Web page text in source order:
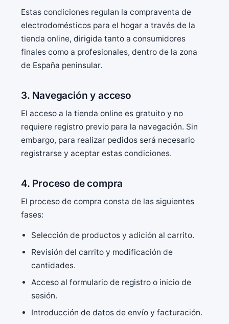
Estas condiciones regulan la compraventa de
electrodomésticos para el hogar a través de la
tienda online, dirigida tanto a consumidores
finales como a profesionales, dentro de la zona
de España peninsular.
3. Navegación y acceso
El acceso a la tienda online es gratuito y no
requiere registro previo para la navegación. Sin
embargo, para realizar pedidos será necesario
registrarse y aceptar estas condiciones.
4. Proceso de compra
El proceso de compra consta de las siguientes
fases:
Selección de productos y adición al carrito.
Revisión del carrito y modificación de
cantidades.
Acceso al formulario de registro o inicio de
sesión.
Introducción de datos de envío y facturación.